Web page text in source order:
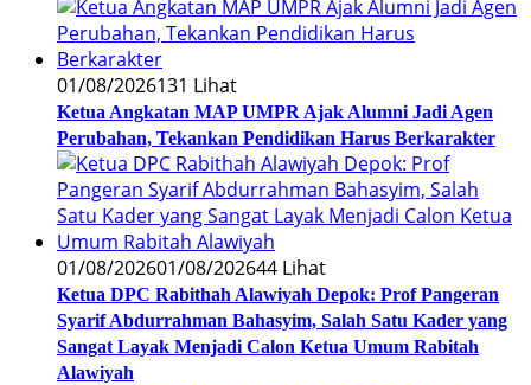
01/08/2026131 Lihat
Ketua Angkatan MAP UMPR Ajak Alumni Jadi Agen
Perubahan, Tekankan Pendidikan Harus Berkarakter
01/08/202601/08/202644 Lihat
Ketua DPC Rabithah Alawiyah Depok: Prof Pangeran
Syarif Abdurrahman Bahasyim, Salah Satu Kader yang
Sangat Layak Menjadi Calon Ketua Umum Rabitah
Alawiyah